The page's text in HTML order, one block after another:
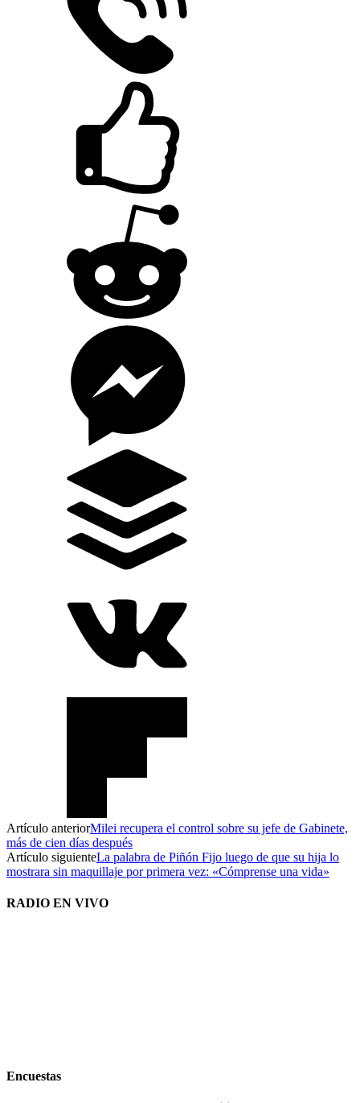
Artículo anteriorMilei recupera el control sobre su jefe de Gabinete,
más de cien días después
Artículo siguienteLa palabra de Piñón Fijo luego de que su hija lo
mostrara sin maquillaje por primera vez: «Cómprense una vida»
RADIO EN VIVO
Encuestas